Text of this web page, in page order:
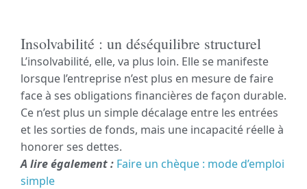
Insolvabilité : un déséquilibre structurel
L’insolvabilité, elle, va plus loin. Elle se manifeste
lorsque l’entreprise n’est plus en mesure de faire
face à ses obligations financières de façon durable.
Ce n’est plus un simple décalage entre les entrées
et les sorties de fonds, mais une incapacité réelle à
honorer ses dettes.
A lire également : Faire un chèque : mode d’emploi
simple